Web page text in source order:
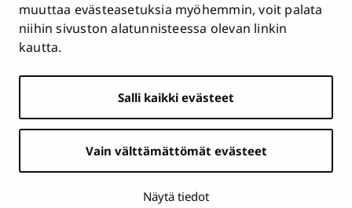
muuttaa evästeasetuksia myöhemmin, voit palata
niihin sivuston alatunnisteessa olevan linkin
kautta.
Salli kaikki evästeet
Vain välttämättömät evästeet
Näytä tiedot
Päävalikko
alatunnisteessa
ETUSIVU
YHTEISTYÖ
Turun
yliopisto
Facebookissa
Turun
yliopisto
Instagramissa
TurunTurunTurunTurun